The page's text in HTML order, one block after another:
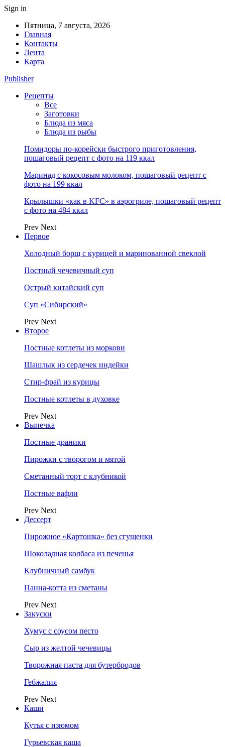
Sign in
Пятница, 7 августа, 2026
Главная
Контакты
Лента
Карта
Publisher
Рецепты
Все
Заготовки
Блюда из мяса
Блюда из рыбы
Помидоры по-корейски быстрого приготовления,
пошаговый рецепт с фото на 119 ккал
Маринад с кокосовым молоком, пошаговый рецепт с
фото на 199 ккал
Крылышки «как в KFC» в аэрогриле, пошаговый рецепт
с фото на 484 ккал
Prev Next
Первое
Холодный борщ с курицей и маринованной свеклой
Постный чечевичный суп
Острый китайский суп
Суп «Сибирский»
Prev Next
Второе
Постные котлеты из моркови
Шашлык из сердечек индейки
Стир-фрай из курицы
Постные котлеты в духовке
Prev Next
Выпечка
Постные драники
Пирожки с творогом и мятой
Сметанный торт с клубникой
Постные вафли
Prev Next
Дессерт
Пирожное «Картошка» без сгущенки
Шоколадная колбаса из печенья
Клубничный самбук
Панна-котта из сметаны
Prev Next
Закуски
Хумус с соусом песто
Сыр из желтой чечевицы
Творожная паста для бутербродов
Гебжалия
Prev Next
Каши
Кутья с изюмом
Гурьевская каша